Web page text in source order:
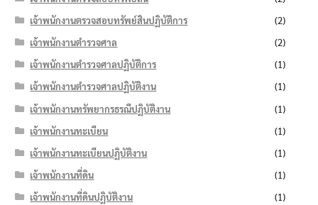
เจ้าพนักงานตรวจสอบทรัพย์สินปฏิบัติการ
(2)
เจ้าพนักงานตำรวจศาล
(2)
เจ้าพนักงานตำรวจศาลปฏิบัติการ
(1)
เจ้าพนักงานตำรวจศาลปฏิบัติงาน
(1)
เจ้าพนักงานทรัพยากรธรณีปฏิบัติงาน
(1)
เจ้าพนักงานทะเบียน
(1)
เจ้าพนักงานทะเบียนปฏิบัติงาน
(1)
เจ้าพนักงานที่ดิน
(1)
เจ้าพนักงานที่ดินปฏิบัติงาน
(1)